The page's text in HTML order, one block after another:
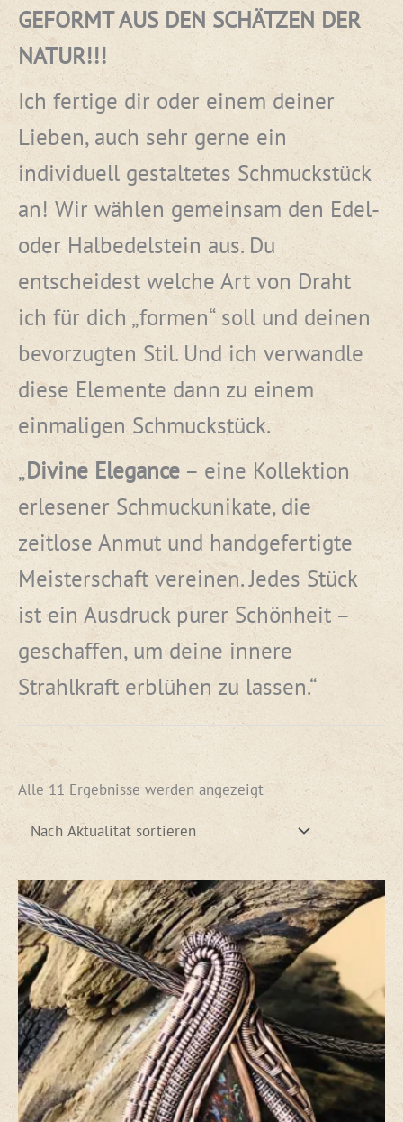
GEFORMT AUS DEN SCHÄTZEN DER
NATUR!!!
Ich fertige dir oder einem deiner
Lieben, auch sehr gerne ein
individuell gestaltetes Schmuckstück
an! Wir wählen gemeinsam den Edel-
oder Halbedelstein aus. Du
entscheidest welche Art von Draht
ich für dich „formen“ soll und deinen
bevorzugten Stil. Und ich verwandle
diese Elemente dann zu einem
einmaligen Schmuckstück.
„Divine Elegance – eine Kollektion
erlesener Schmuckunikate, die
zeitlose Anmut und handgefertigte
Meisterschaft vereinen. Jedes Stück
ist ein Ausdruck purer Schönheit –
geschaffen, um deine innere
Strahlkraft erblühen zu lassen.“
Alle 11 Ergebnisse werden angezeigt